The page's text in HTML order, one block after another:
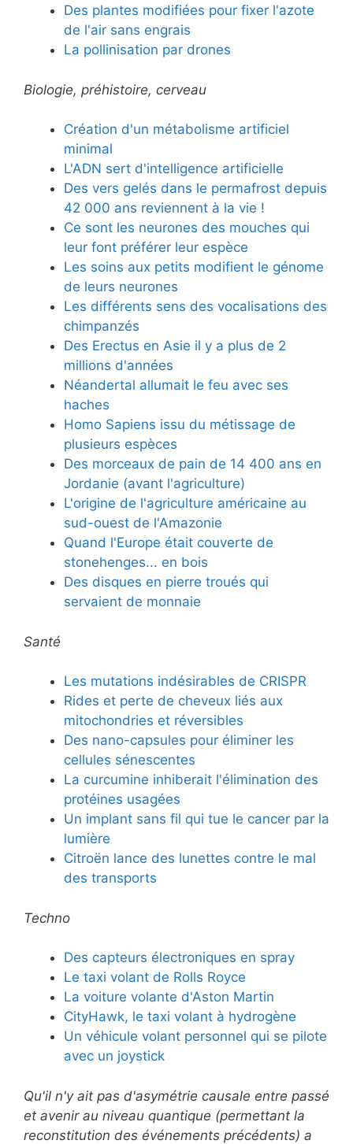
Des plantes modifiées pour fixer l'azote
de l'air sans engrais
La pollinisation par drones
Biologie, préhistoire, cerveau
Création d'un métabolisme artificiel
minimal
L'ADN sert d'intelligence artificielle
Des vers gelés dans le permafrost depuis
42 000 ans reviennent à la vie !
Ce sont les neurones des mouches qui
leur font préférer leur espèce
Les soins aux petits modifient le génome
de leurs neurones
Les différents sens des vocalisations des
chimpanzés
Des Erectus en Asie il y a plus de 2
millions d'années
Néandertal allumait le feu avec ses
haches
Homo Sapiens issu du métissage de
plusieurs espèces
Des morceaux de pain de 14 400 ans en
Jordanie (avant l'agriculture)
L'origine de l'agriculture américaine au
sud-ouest de l'Amazonie
Quand l'Europe était couverte de
stonehenges... en bois
Des disques en pierre troués qui
servaient de monnaie
Santé
Les mutations indésirables de CRISPR
Rides et perte de cheveux liés aux
mitochondries et réversibles
Des nano-capsules pour éliminer les
cellules sénescentes
La curcumine inhiberait l'élimination des
protéines usagées
Un implant sans fil qui tue le cancer par la
lumière
Citroën lance des lunettes contre le mal
des transports
Techno
Des capteurs électroniques en spray
Le taxi volant de Rolls Royce
La voiture volante d'Aston Martin
CityHawk, le taxi volant à hydrogène
Un véhicule volant personnel qui se pilote
avec un joystick
Qu'il n'y ait pas d'asymétrie causale entre passé
et avenir au niveau quantique (permettant la
reconstitution des événements précédents) a